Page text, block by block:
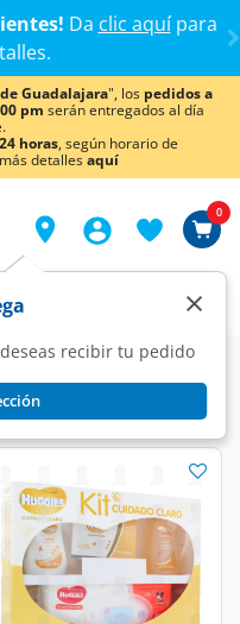
Da clic aquípara
Guadalajara", los pedidos a
pm serán entregados al día
horas, según horario de
detallesaquí
recibir tu pedido
×
0
del bebé